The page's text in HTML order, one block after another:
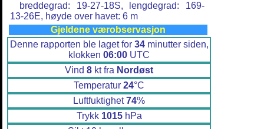
breddegrad: 19-27-18S, lengdegrad: 169-
13-26E, høyde over havet: 6 m
Gjeldene værobservasjon
Denne rapporten ble laget for 34minutter siden,
klokken 06:00 UTC
Vind 8 kt fra Nordøst
Temperatur 24°C
Luftfuktighet74%
Trykk 1015hPa